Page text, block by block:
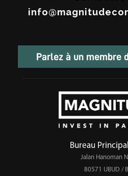
Parlez à un membre
Bureau
Jalan Hanoman
80571 UBUD /